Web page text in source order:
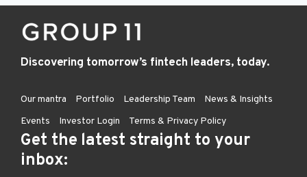
Discovering tomorrow’s fintech leaders, today.
Our mantra Portfolio Leadership Team
News & Insights
Events
Investor Login Terms & Privacy Policy
Get the latest straight to your
inbox: